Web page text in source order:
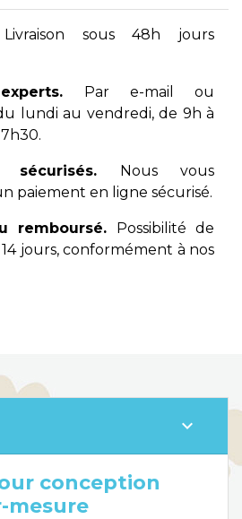
sous 48h jours
Par e-mail ou
lundi au vendredi, de 9h à
sécurisés. Nous vous
paiement en ligne sécurisé.
remboursé. Possibilité de
jours, conformément à nos
expand_more
conception
mesure